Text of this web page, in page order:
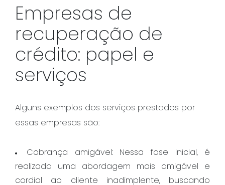
Empresas de
recuperação de
crédito: papel e
serviços
Alguns exemplos dos serviços prestados por
essas empresas são:
Cobrança amigável: Nessa fase inicial, é
realizada uma abordagem mais amigável e
cordial ao cliente inadimplente, buscando